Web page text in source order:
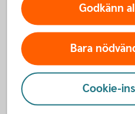
Godkänn
Bara
Cookie-